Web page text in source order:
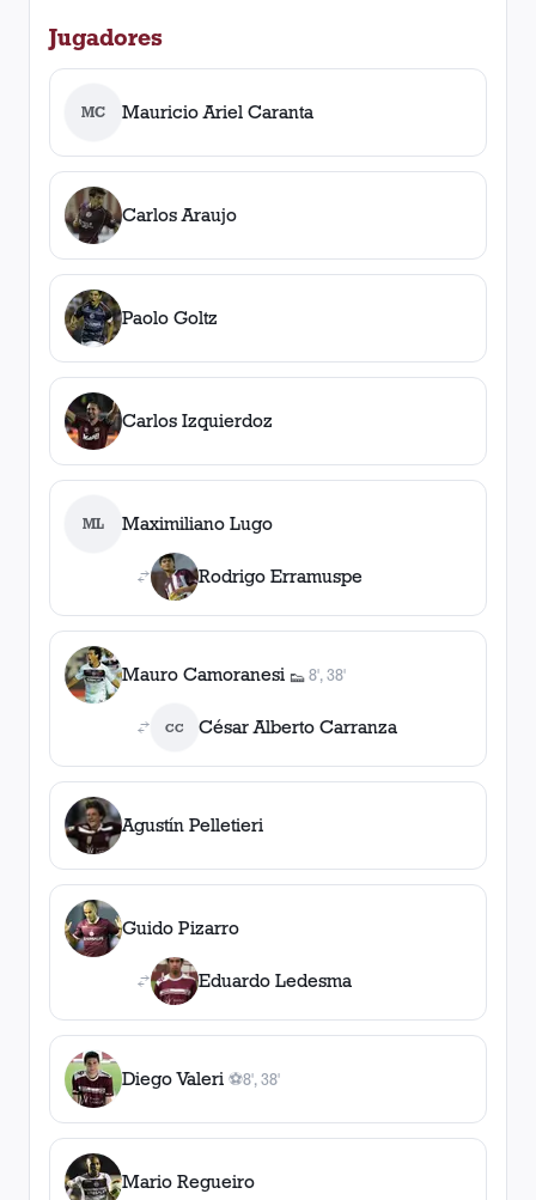
Jugadores
MC Mauricio Ariel Caranta
Carlos Araujo
Paolo Goltz
Carlos Izquierdoz
ML Maximiliano Lugo
Rodrigo Erramuspe
Mauro Camoranesi 👟
2asistencia
8', 38'
CC César Alberto Carranza
Agustín Pelletieri
Guido Pizarro
Eduardo Ledesma
Diego Valeri ⚽
2goles
8', 38'
Mario Regueiro